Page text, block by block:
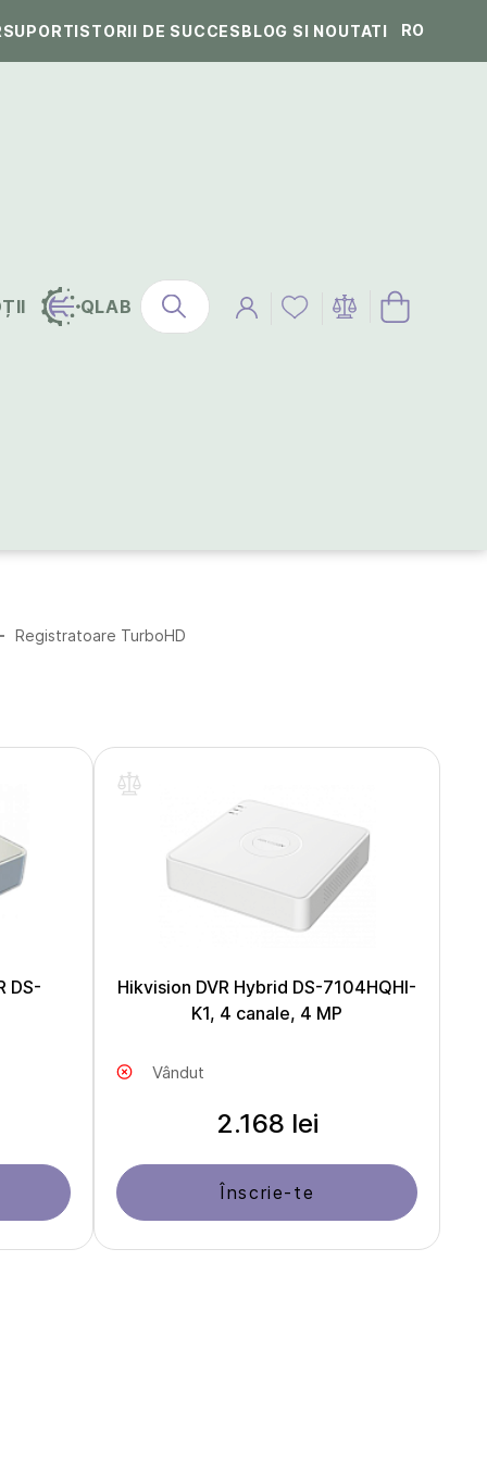
SUPORTISTORII DE SUCCESBLOG SI NOUTATI RO
QLAB
Registratoare TurboHD
DS-
Hikvision DVR Hybrid DS-7104HQHI-
K1, 4 canale, 4 MP
Vândut
2.168 lei
Înscrie-te